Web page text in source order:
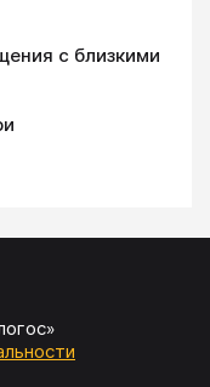
с близкими
»